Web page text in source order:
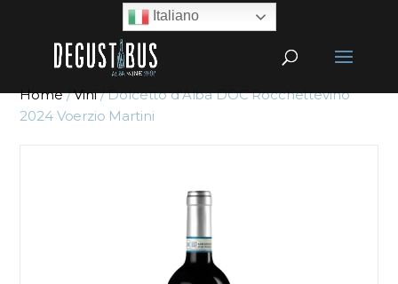
Home/Vini/ Dolcetto d’Alba DOC Rocchettevino
2024 Voerzio Martini
Italiano